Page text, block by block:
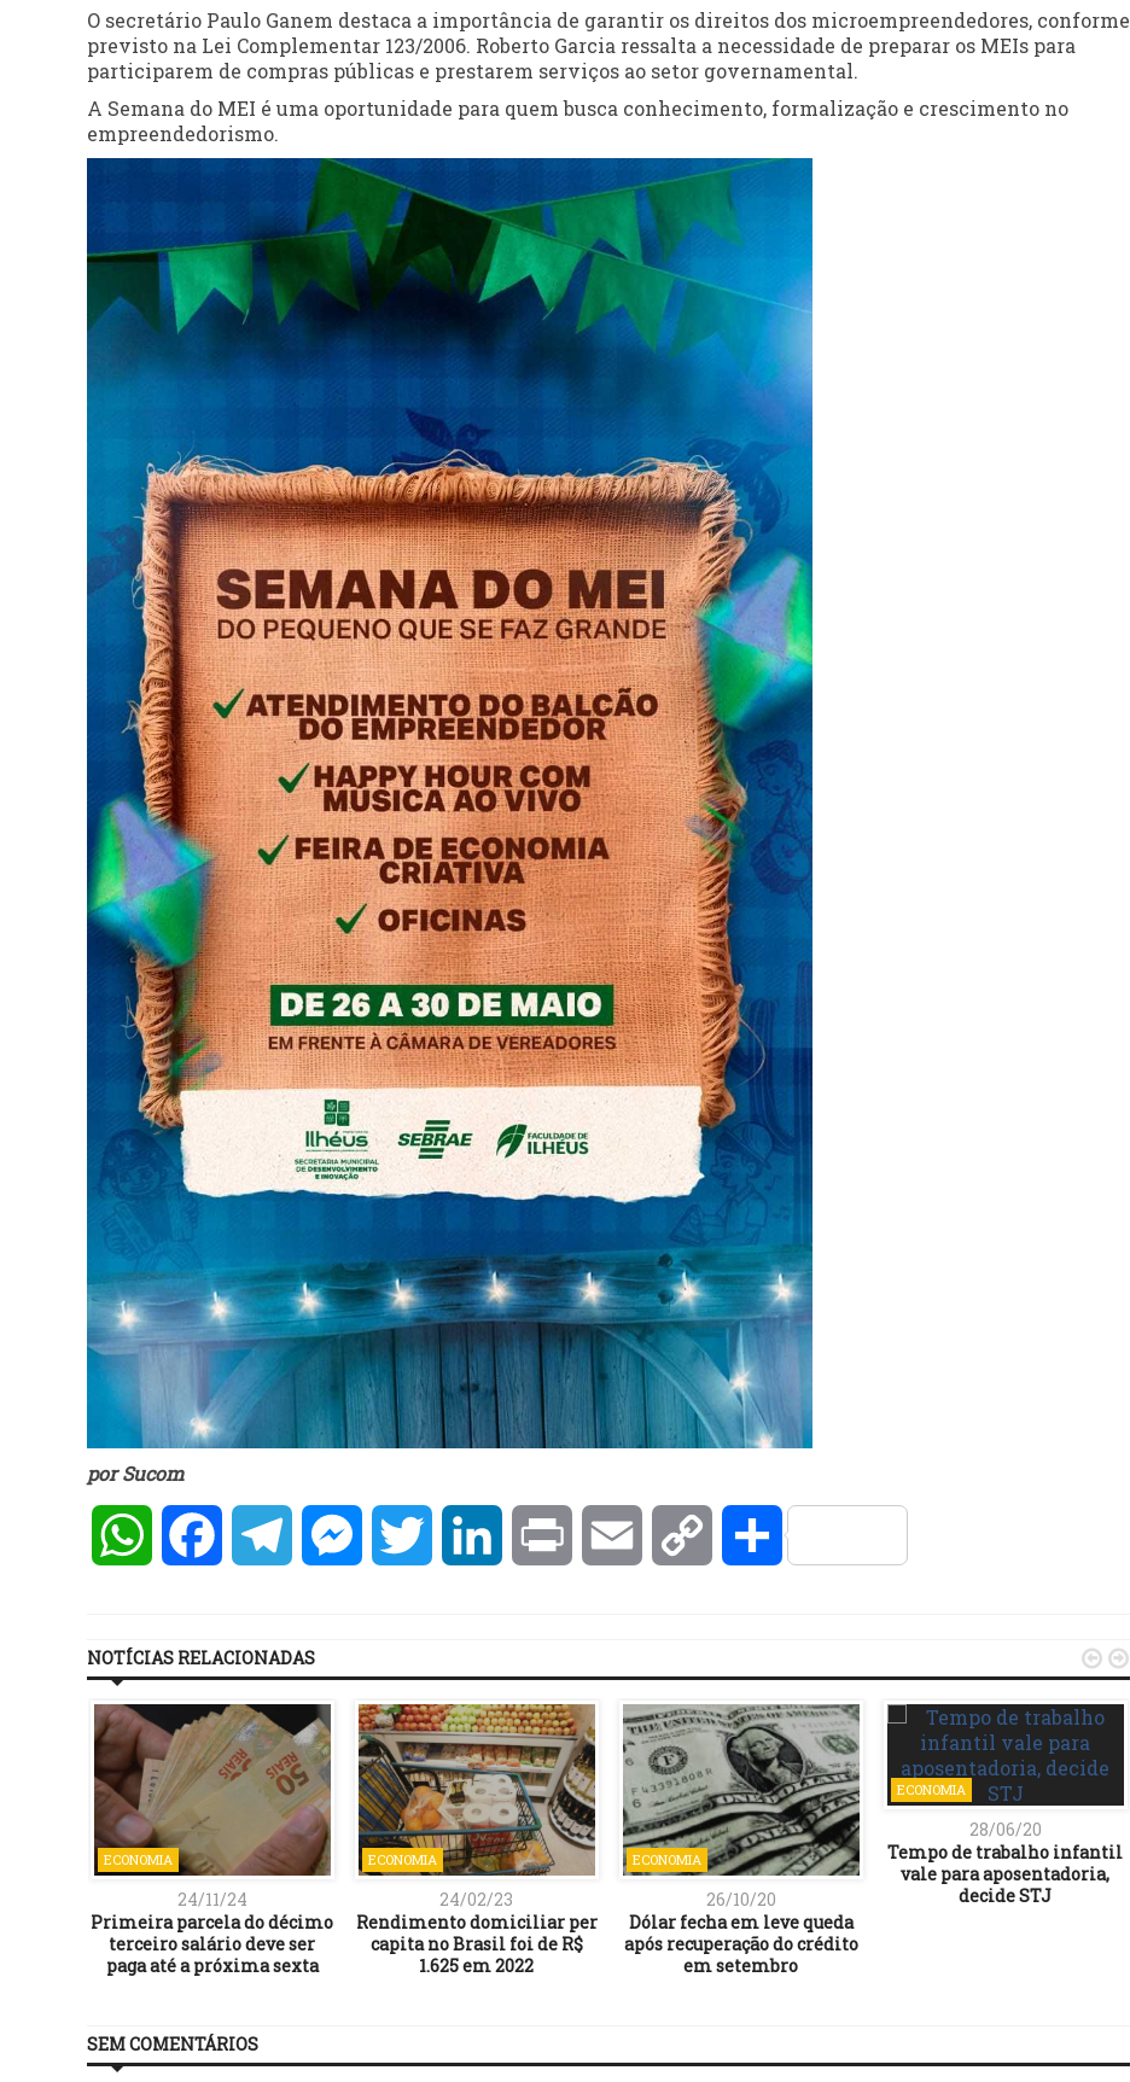
O secretário Paulo Ganem destaca a importância de garantir os direitos dos microempreendedores, conforme
previsto na Lei Complementar 123/2006. Roberto Garcia ressalta a necessidade de preparar os MEIs para
participarem de compras públicas e prestarem serviços ao setor governamental.
A Semana do MEI é uma oportunidade para quem busca conhecimento, formalização e crescimento no
empreendedorismo.
por Sucom
WhatsAppFacebookTelegramMessengerTwitter LinkedInPrint Email Copy Compartilhar
NOTÍCIAS RELACIONADAS
ECONOMIA
24/11/24
Primeira parcela do décimo
terceiro salário deve ser
paga até a próxima sexta
ECONOMIA
24/02/23
Rendimento domiciliar per
capita no Brasil foi de R$
1.625 em 2022
ECONOMIA
26/10/20
Dólar fecha em leve queda
após recuperação do crédito
em setembro
ECONOMIA
28/06/20
Tempo de trabalho infantil
vale para aposentadoria,
decide STJ
 
SEM COMENTÁRIOS